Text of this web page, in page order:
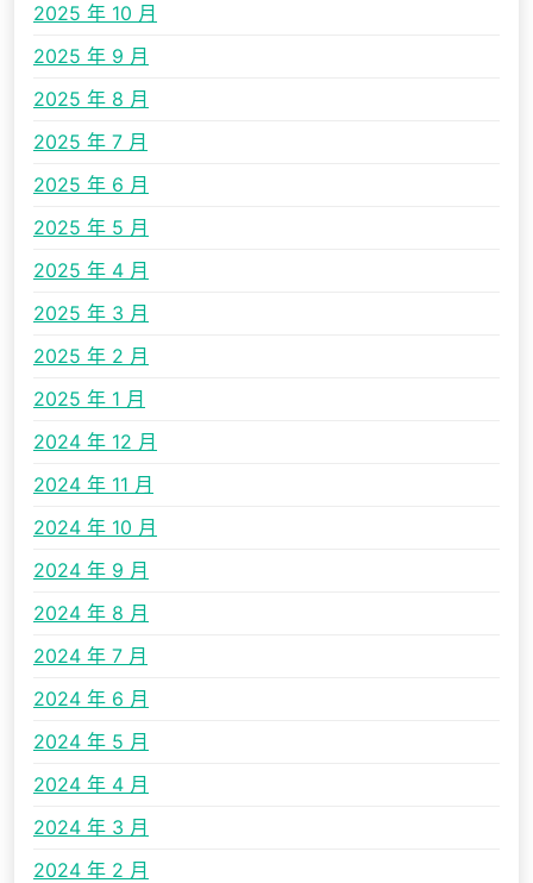
2025 年 10 月
2025 年 9 月
2025 年 8 月
2025 年 7 月
2025 年 6 月
2025 年 5 月
2025 年 4 月
2025 年 3 月
2025 年 2 月
2025 年 1 月
2024 年 12 月
2024 年 11 月
2024 年 10 月
2024 年 9 月
2024 年 8 月
2024 年 7 月
2024 年 6 月
2024 年 5 月
2024 年 4 月
2024 年 3 月
2024 年 2 月